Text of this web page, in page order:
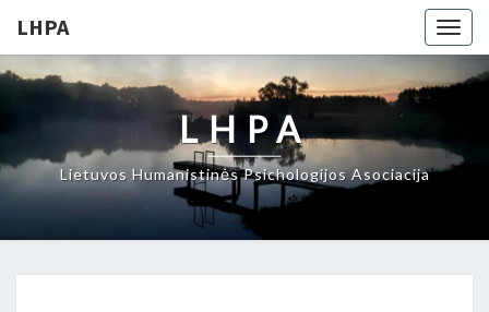
LHPA
LHPA
Lietuvos Humanistinės Psichologijos Asociacija